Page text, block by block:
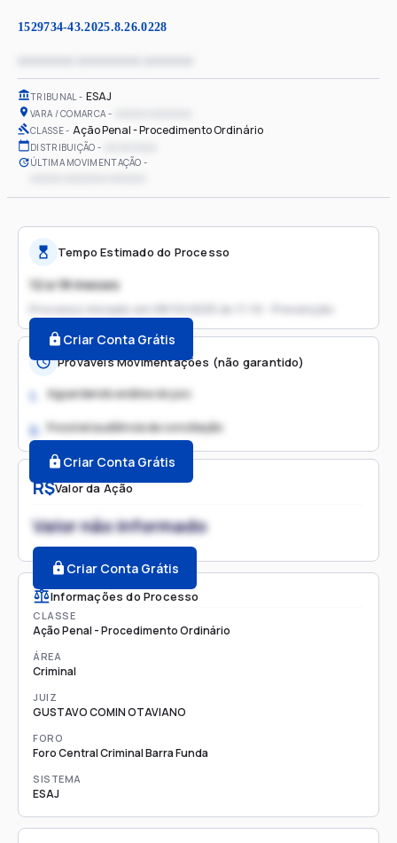
1529734-43.2025.8.26.0228
TRIBUNAL ESAJ
VARA / COMARCA
CLASSE Ação Penal - Procedimento Ordinário
DISTRIBUIÇÃO
ÚLTIMA MOVIMENTAÇÃO
R$Valor da Ação
Valor não informado
Criar Conta Grátis
Informações do Processo
CLASSE
Ação Penal - Procedimento Ordinário
ÁREA
Criminal
JUIZ
GUSTAVO COMIN OTAVIANO
FORO
Foro Central Criminal Barra Funda
SISTEMA
ESAJ
Tempo Estimado do Processo
12 a 18 meses
Processo iniciado em 08/10/2025 às 11:10 - Prevenção
Criar Conta Grátis
Prováveis Movimentações (não garantido)
1. Aguardando análise do juiz
2. Possível audiência de conciliação
Criar Conta Grátis